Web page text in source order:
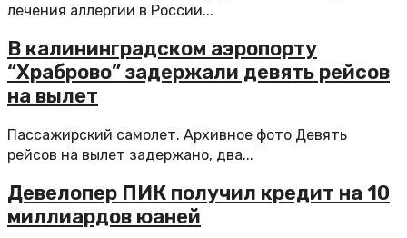
лечения аллергии в России...
В калининградском аэропорту
“Храброво” задержали девять рейсов
на вылет
Пассажирский самолет. Архивное фото Девять
рейсов на вылет задержано, два...
Девелопер ПИК получил кредит на 10
миллиардов юаней